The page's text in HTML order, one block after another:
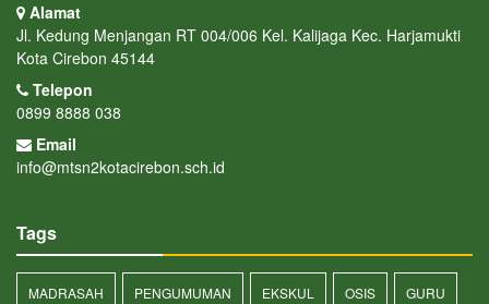
Alamat
Jl. Kedung Menjangan RT 004/006 Kel. Kalijaga Kec. Harjamukti
Kota Cirebon 45144
Telepon
0899 8888 038
Email
info@mtsn2kotacirebon.sch.id
Tags
MADRASAH PENGUMUMAN EKSKUL OSIS GURU